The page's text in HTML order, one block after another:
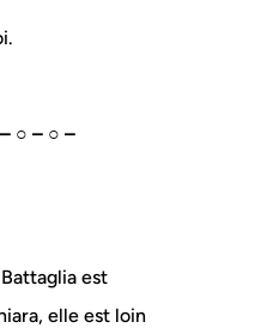
○ – ○ –
est
elle est loin